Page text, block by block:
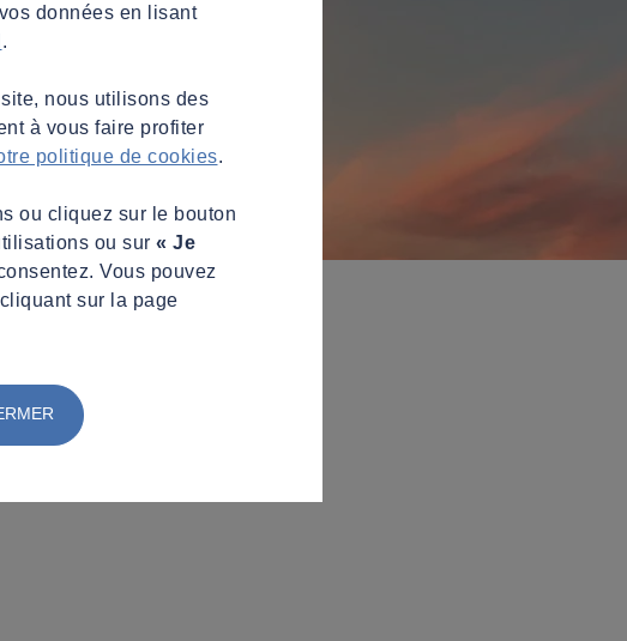
données en lisant
.
nous utilisons des
à vous faire profiter
politique de cookies.
ou cliquez sur le bouton
ou sur « Je
Vous pouvez
sur la page